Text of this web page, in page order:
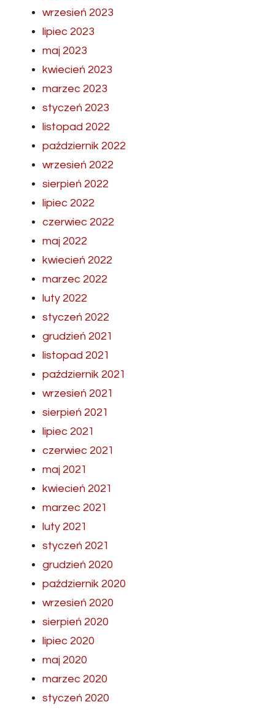
wrzesień 2023
lipiec 2023
maj 2023
kwiecień 2023
marzec 2023
styczeń 2023
listopad 2022
październik 2022
wrzesień 2022
sierpień 2022
lipiec 2022
czerwiec 2022
maj 2022
kwiecień 2022
marzec 2022
luty 2022
styczeń 2022
grudzień 2021
listopad 2021
październik 2021
wrzesień 2021
sierpień 2021
lipiec 2021
czerwiec 2021
maj 2021
kwiecień 2021
marzec 2021
luty 2021
styczeń 2021
grudzień 2020
październik 2020
wrzesień 2020
sierpień 2020
lipiec 2020
maj 2020
marzec 2020
styczeń 2020